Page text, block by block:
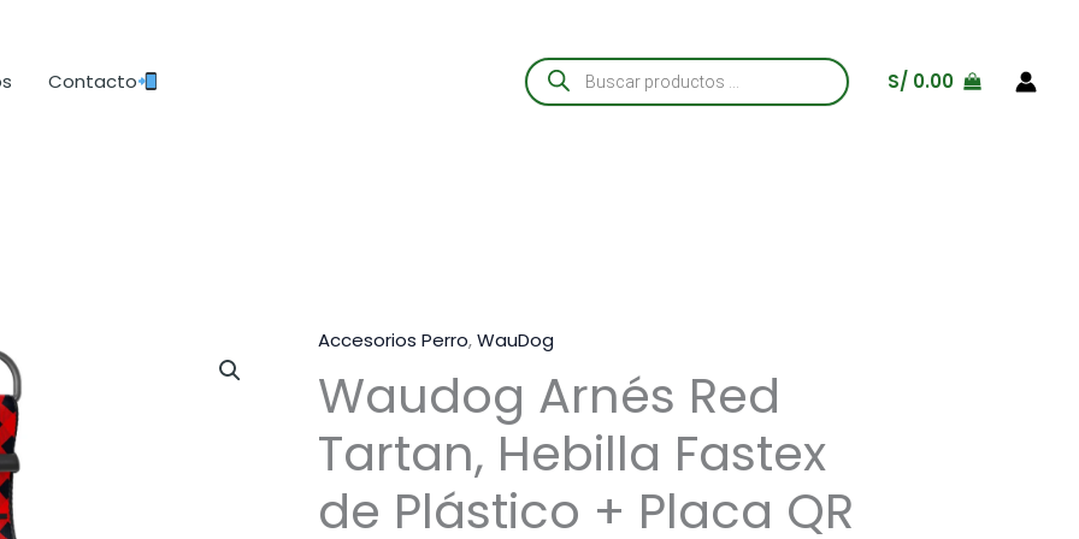
Contacto
Búsqueda
de
productos
S/ 0.00
Accesorios Perro,WauDog
Waudog Arnés Red
Tartan, Hebilla Fastex
de Plástico + Placa QR